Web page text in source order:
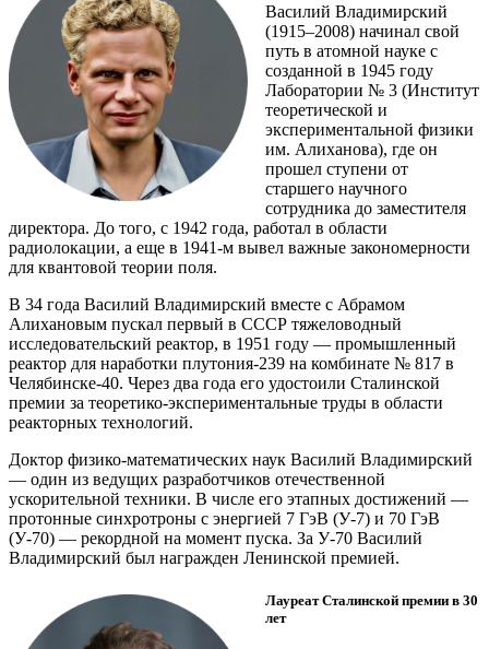
Василий Владимирский
(1915–2008) начинал свой
путь в атомной науке с
созданной в 1945 году
Лаборатории № 3 (Институт
теоретической и
экспериментальной физики
им. Алиханова), где он
прошел ступени от
старшего научного
сотрудника до заместителя
директора. До того, с 1942 года, работал в области
радиолокации, а еще в 1941‑м вывел важные закономерности
для квантовой теории поля.
В 34 года Василий Владимирский вместе с Абрамом
Алихановым пускал первый в СССР тяжеловодный
исследовательский реактор, в 1951 году — ​промышленный
реактор для наработки плутония‑239 на комбинате № 817 в
Челябинске-40. Через два года его удостоили Сталинской
премии за теоретико-экспериментальные труды в области
реакторных технологий.
Доктор физико-математических наук Василий Владимирский
— ​один из ведущих разработчиков отечественной
ускорительной техники. В числе его этапных достижений — ​
протонные синхротроны с энергией 7 ГэВ (У‑7) и 70 ГэВ
(У‑70) — ​рекордной на момент пуска. За У‑70 Василий
Владимирский был награжден Ленинской премией.
Лауреат Сталинской премии в 30
лет